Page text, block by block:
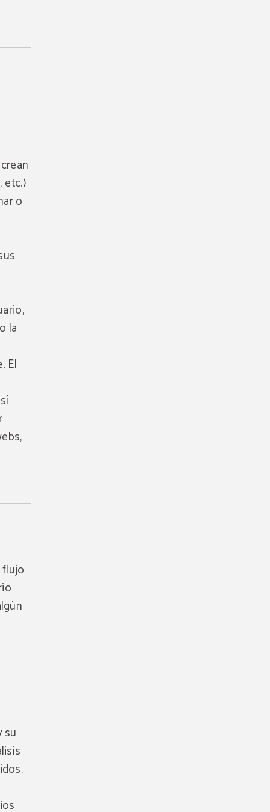
etc.)
o
la
El
flujo
su